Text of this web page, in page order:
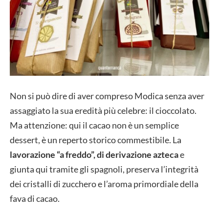
Non si può dire di aver compreso Modica senza aver
assaggiato la sua eredità più celebre: il cioccolato.
Ma attenzione: qui il cacao non è un semplice
dessert, è un reperto storico commestibile. La
lavorazione “a freddo”, di derivazione aztecae
giunta qui tramite gli spagnoli, preserva l’integrità
dei cristalli di zucchero e l’aroma primordiale della
fava di cacao.